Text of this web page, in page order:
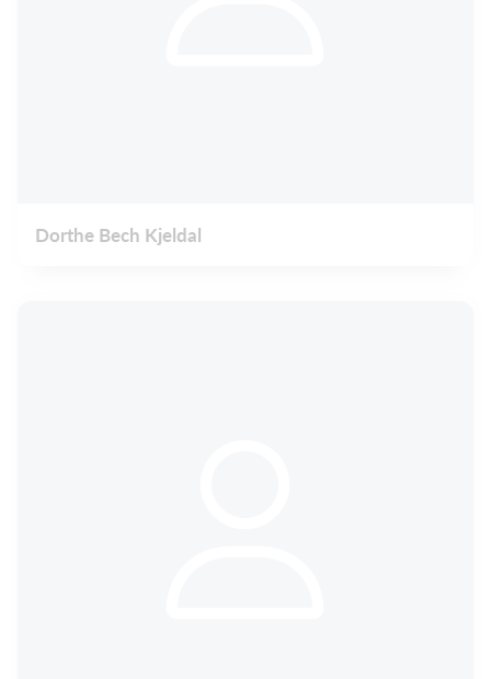
Dorthe Bech Kjeldal